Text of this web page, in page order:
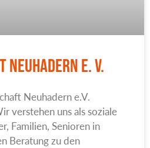
e. V.
Neuhadern e.V.
verstehen uns als soziale
Familien, Senioren in
Beratung zu den